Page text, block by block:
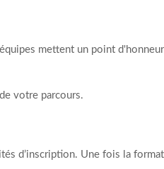
mettent un point
votre parcours.
d’inscription. Une fois la